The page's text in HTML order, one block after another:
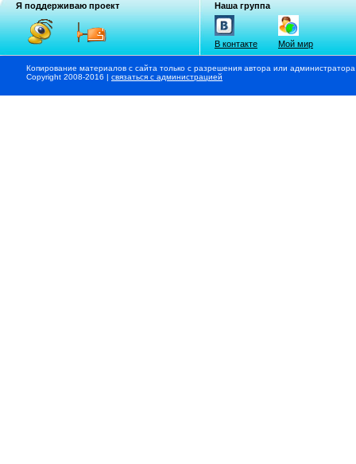
Я поддерживаю проект Наша группа
В контакте Мой мир
Копирование материалов с сайта только с разрешения автора или
Copyright 2008-2016 | связаться с администрацией